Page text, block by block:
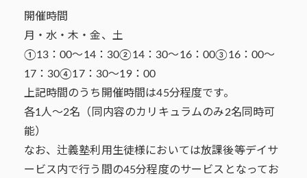
開催時間
月・水・木・金、土
①13：00～14：30②14：30～16：00③16：00～
17：30④17：30～19：00
上記時間のうち開催時間は45分程度です。
各1人～2名（同内容のカリキュラムのみ2名同時可
能）
なお、辻義塾利用生徒様においては放課後等デイサ
ービス内で行う間の45分程度のサービスとなってお